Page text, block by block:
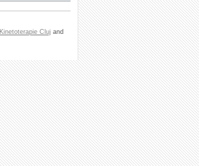
Cluj and